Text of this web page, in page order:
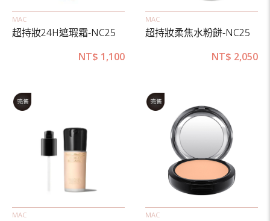
MAC
超持妝24H遮瑕霜-NC25
NT$ 1,100
MAC
超持妝柔焦水粉餅-NC25
NT$ 2,050
MAC MAC